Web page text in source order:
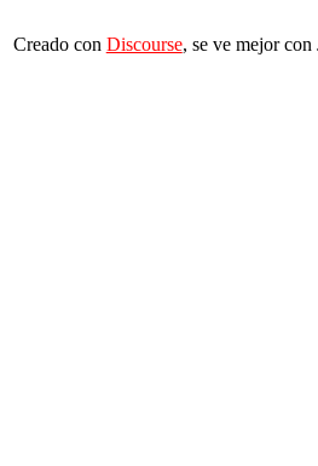
Creado con Discourse, se ve mejor con